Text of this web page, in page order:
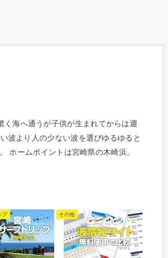
海へ通うが子供が生まれてからは週
波より人の少ない波を選びゆるゆると
ホームポイントは宮崎県の木崎浜。
プ その他